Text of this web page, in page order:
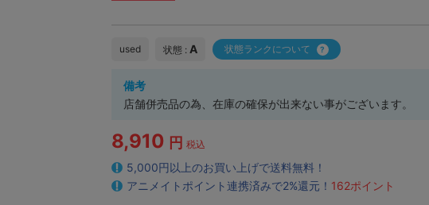
used 状態 : A 状態ランクについて
備考
店舗併売品の為、在庫の確保が出来ない事がございます。
8,910 円 税込
5,000円以上のお買い上げで送料無料！
アニメイトポイント連携済みで2%還元！ 162ポイント